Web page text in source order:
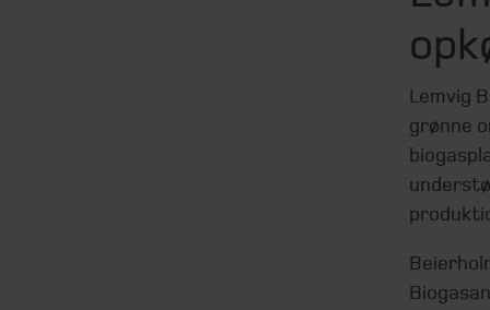
Lemvig
grønne